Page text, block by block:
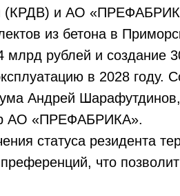
(КРДВ) и АО
из бетона в
млрд рублей и создание
в 2028 году.
Андрей
АО «ПРЕФАБРИКА».
статуса резидента
что позволит